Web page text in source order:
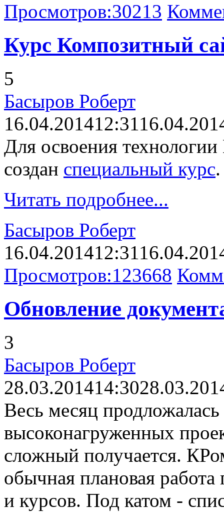
Просмотров:30213
Курс Композитный
5
Басыров Роберт
16.04.201412:31
Для освоения
создан специальный курс.
Читать подробнее...
Басыров Роберт
16.04.201412:31
Просмотров:123668
Обновление
3
Басыров Роберт
28.03.201414:30
Весь месяц
высоконагруженных
сложный получается.
обычная плановая
и курсов. Под катом -